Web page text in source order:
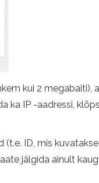
kui 2 megabaiti),
ka IP -aadressi,
ID, mis
jälgida ainult